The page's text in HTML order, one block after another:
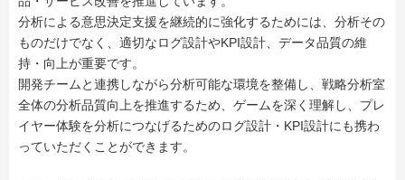
分析による意思決定支援を継続的に強化するためには、分析その
ものだけでなく、適切なログ設計やKPI設計、データ品質の維
持・向上が重要です。
開発チームと連携しながら分析可能な環境を整備し、戦略分析室
全体の分析品質向上を推進するため、ゲームを深く理解し、プレ
イヤー体験を分析につなげるためのログ設計・KPI設計にも携わ
っていただくことができます。